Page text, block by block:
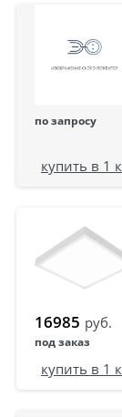
по запросу
купить в 1
16985 руб.
под заказ
купить в 1